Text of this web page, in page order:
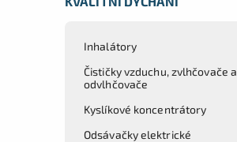
Inhalátory
Čističky vzduchu, zvlhčovače a
odvlhčovače
Kyslíkové koncentrátory
Odsávačky elektrické